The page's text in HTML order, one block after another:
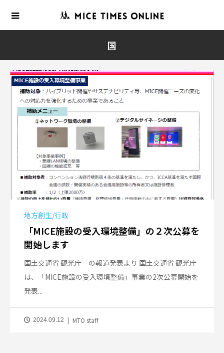
国
地方創生/行政
「MICE施設の受入環境整備」の２次公募を
開始します
国土交通省 観光庁 の報道発表より 国土交通省 観光庁
は、「MICE施設の受入環境整備」事業の2次公募開始を
発表...
2024.09.12 MTO staff